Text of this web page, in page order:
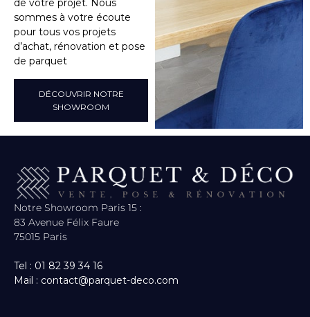
de votre projet. Nous
sommes à votre écoute
pour tous vos projets
d’achat, rénovation et pose
de parquet
DÉCOUVRIR NOTRE
SHOWROOM
Notre Showroom Paris 15 :
83 Avenue Félix Faure
75015 Paris
Tel : 01 82 39 34 16
Mail : contact@parquet-deco.com